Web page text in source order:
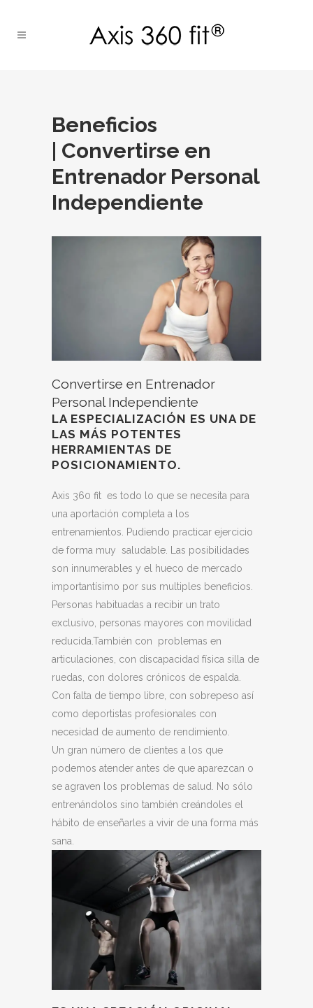
Beneficios
| Convertirse en
Entrenador Personal
Independiente
Convertirse en Entrenador
Personal Independiente
LA ESPECIALIZACIÓN ES UNA DE
LAS MÁS POTENTES
HERRAMIENTAS DE
POSICIONAMIENTO.
Axis 360 fit es todo lo que se necesita para
una aportación completa a los
entrenamientos. Pudiendo practicar ejercicio
de forma muy saludable. Las posibilidades
son innumerables y el hueco de mercado
importantísimo por sus multiples beneficios.
Personas habituadas a recibir un trato
exclusivo, personas mayores con movilidad
reducida.También con problemas en
articulaciones, con discapacidad física silla de
ruedas, con dolores crónicos de espalda.
Con falta de tiempo libre, con sobrepeso así
como deportistas profesionales con
necesidad de aumento de rendimiento.
Un gran número de clientes a los que
podemos atender antes de que aparezcan o
se agraven los problemas de salud. No sólo
entrenándolos sino también creándoles el
hábito de enseñarles a vivir de una forma más
sana.